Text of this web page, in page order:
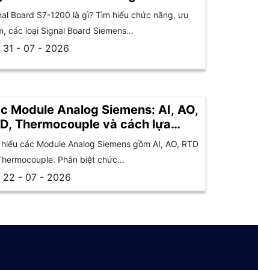
Board S7-1200 là gì? Tìm hiểu chức năng, ưu
các loại Signal Board Siemens...
31 - 07 - 2026
Module Analog Siemens: AI, AO,
Thermocouple và cách lựa
các Module Analog Siemens gồm AI, AO, RTD
Phân biệt chức...
22 - 07 - 2026